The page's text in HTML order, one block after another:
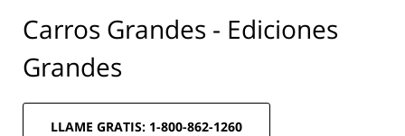
Carros Grandes - Ediciones
Grandes
LLAME GRATIS: 1-800-862-1260